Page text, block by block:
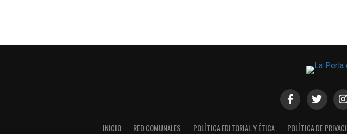
INICIO RED COMUNALES POLÍTICA EDITORIAL Y ÉTICA POLÍTICA DE